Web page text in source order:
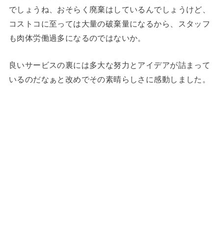
でしょうね、おそらく廃棄はしているんでしょうけど、
コストコに至っては大量の破棄量になるから、スタッフ
も肉体労働過多になるのではないか。
良いサービスの裏には多大な努力とアイデアが詰まって
いるのだなぁと改めでその素晴らしさに感動しました。